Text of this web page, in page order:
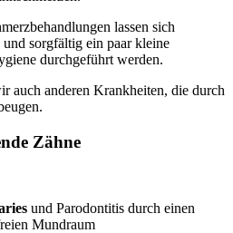
lassen sich
sorgfältig ein paar kleine
durchgeführt werden.
auch anderen Krankheiten, die durch
Zähne
und Parodontitis durch einen
Mundraum